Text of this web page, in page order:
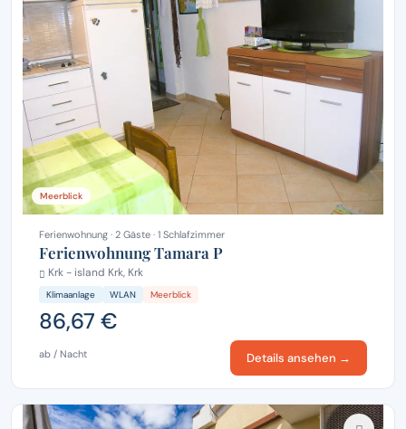
Meerblick
Ferienwohnung · 2 Gäste · 1 Schlafzimmer
Ferienwohnung Tamara P
Krk - island Krk, Krk
Klimaanlage WLAN Meerblick
86,67 €
ab / Nacht Details ansehen →